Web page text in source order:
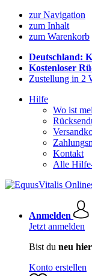
zur Navigation
zum Inhalt
zum Warenkorb
Deutschland:
Kostenloser
Zustellung in 2
Hilfe
Wo ist
Kontakt
Alle
Anmelden
Jetzt anmelden
Bist du neu
Konto erstellen